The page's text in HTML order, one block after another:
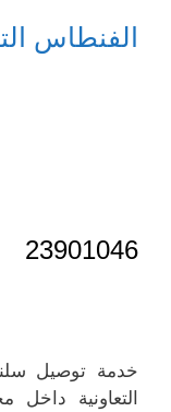
الفنطاس
23901046
خدمة توصيل
التعاونية